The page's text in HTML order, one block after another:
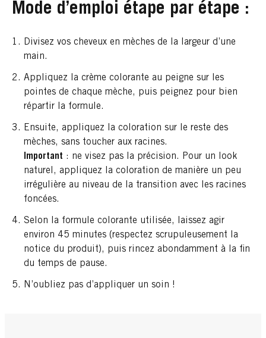
Mode d’emploi étape par étape :
Divisez vos cheveux en mèches de la largeur d’une
main.
Appliquez la crème colorante au peigne sur les
pointes de chaque mèche, puis peignez pour bien
répartir la formule.
Ensuite, appliquez la coloration sur le reste des
mèches, sans toucher aux racines.
Important : ne visez pas la précision. Pour un look
naturel, appliquez la coloration de manière un peu
irrégulière au niveau de la transition avec les racines
foncées.
Selon la formule colorante utilisée, laissez agir
environ 45 minutes (respectez scrupuleusement la
notice du produit), puis rincez abondamment à la fin
du temps de pause.
N’oubliez pas d’appliquer un soin !